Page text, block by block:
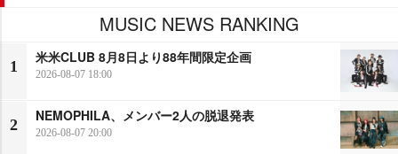
MUSIC NEWS RANKING
1
米米CLUB 8月8日より88年間限定企画
2026-08-07 18:00
2
NEMOPHILA、メンバー2人の脱退発表
2026-08-07 20:00